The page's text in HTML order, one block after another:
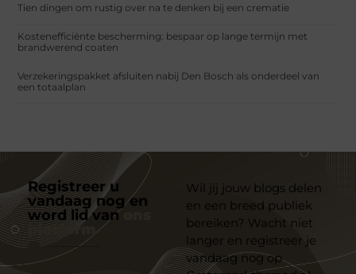
Tien dingen om rustig over na te denken bij een crematie
Kostenefficiënte bescherming: bespaar op lange termijn met
brandwerend coaten
Verzekeringspakket afsluiten nabij Den Bosch als onderdeel van
een totaalplan
Registreer u
vandaag nog en
word lid van
platform
Wil jij jouw blogs delen
en een breed publiek
bereiken? Wacht niet
langer en registreer je
vandaag nog op